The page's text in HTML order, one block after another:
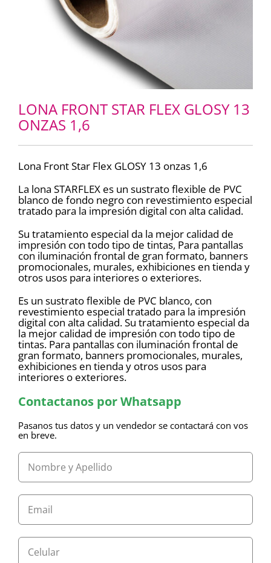
LONA FRONT STAR FLEX GLOSY 13
ONZAS 1,6
Lona Front Star Flex GLOSY 13 onzas 1,6
La lona STARFLEX es un sustrato flexible de PVC
blanco de fondo negro con revestimiento especial
tratado para la impresión digital con alta calidad.
Su tratamiento especial da la mejor calidad de
impresión con todo tipo de tintas, Para pantallas
con iluminación frontal de gran formato, banners
promocionales, murales, exhibiciones en tienda y
otros usos para interiores o exteriores.
Es un sustrato flexible de PVC blanco, con
revestimiento especial tratado para la impresión
digital con alta calidad. Su tratamiento especial da
la mejor calidad de impresión con todo tipo de
tintas. Para pantallas con iluminación frontal de
gran formato, banners promocionales, murales,
exhibiciones en tienda y otros usos para
interiores o exteriores.
Contactanos por Whatsapp
Pasanos tus datos y un vendedor se contactará con vos
en breve.